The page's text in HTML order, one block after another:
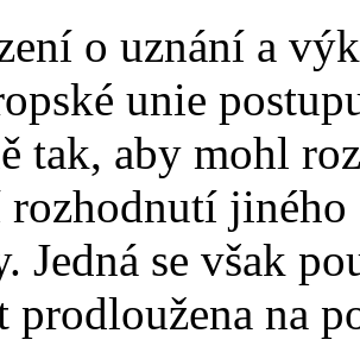
o uznání a
unie
tak, aby mohl
rozhodnutí jiného
Jedná se však
prodloužena na